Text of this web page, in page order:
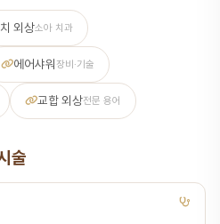
외상소아 치과
에어샤워 장비·기술
교합 외상전문 용어
술